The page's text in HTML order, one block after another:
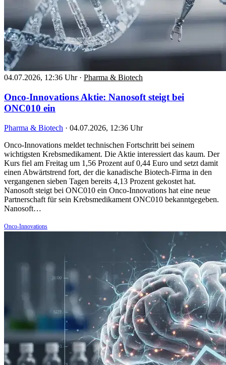
04.07.2026, 12:36 Uhr · Pharma & Biotech
Onco-Innovations Aktie: Nanosoft steigt bei
ONC010 ein
Pharma & Biotech · 04.07.2026, 12:36 Uhr
Onco-Innovations meldet technischen Fortschritt bei seinem
wichtigsten Krebsmedikament. Die Aktie interessiert das kaum. Der
Kurs fiel am Freitag um 1,56 Prozent auf 0,44 Euro und setzt damit
einen Abwärtstrend fort, der die kanadische Biotech-Firma in den
vergangenen sieben Tagen bereits 4,13 Prozent gekostet hat.
Nanosoft steigt bei ONC010 ein Onco-Innovations hat eine neue
Partnerschaft für sein Krebsmedikament ONC010 bekanntgegeben.
Nanosoft…
Onco-Innovations